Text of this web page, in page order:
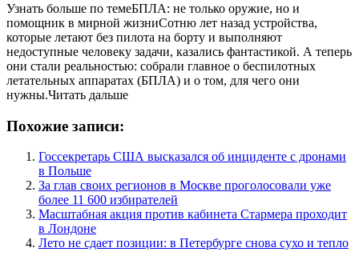
Узнать больше по темеБПЛА: не только оружие, но и
помощник в мирной жизниСотню лет назад устройства,
которые летают без пилота на борту и выполняют
недоступные человеку задачи, казались фантастикой. А теперь
они стали реальностью: собрали главное о беспилотных
летательных аппаратах (БПЛА) и о том, для чего они
нужны.Читать дальше
Похожие записи:
Госсекретарь США высказался об инциденте с дронами
в Польше
За глав своих регионов в Москве проголосовали уже
более 11 600 избирателей
Масштабная акция против кабинета Стармера проходит
в Лондоне
Лето не сдает позиции: в Петербурге снова сухо и тепло